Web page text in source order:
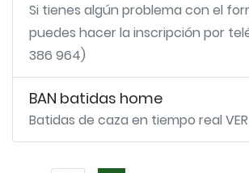
Si tienes algún problema con el
puedes hacer la inscripción por
386 964)
BAN batidas home
Batidas de caza en tiempo real VER